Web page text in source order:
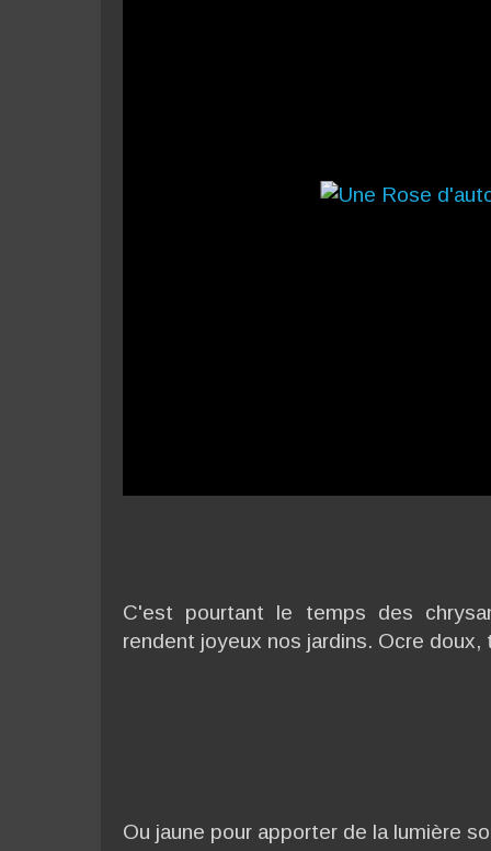
C'est pourtant le temps des
rendent joyeux nos jardins. Ocre doux,
Ou jaune pour apporter de la lumière